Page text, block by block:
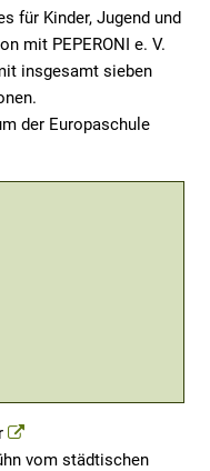
für Kinder, Jugend und
mit PEPERONI e. V.
insgesamt sieben
der Europaschule
vom städtischen